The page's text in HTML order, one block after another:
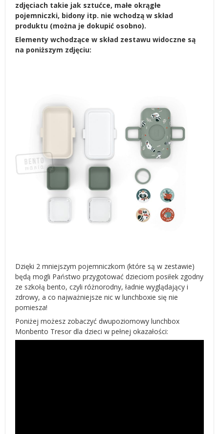
zdjęciach takie jak sztućce, małe okrągłe
pojemniczki, bidony itp. nie wchodzą w skład
produktu (można je dokupić osobno).
Elementy wchodzące w skład zestawu widoczne są
na poniższym zdjęciu:
Dzięki 2 mniejszym pojemniczkom (które są w zestawie)
będą mogli Państwo przygotować dzieciom posiłek zgodny
ze szkołą bento, czyli różnorodny, ładnie wyglądający i
zdrowy, a co najważniejsze nic w lunchboxie się nie
pomiesza!
Poniżej możesz zobaczyć dwupoziomowy lunchbox
Monbento Tresor dla dzieci w pełnej okazałości: